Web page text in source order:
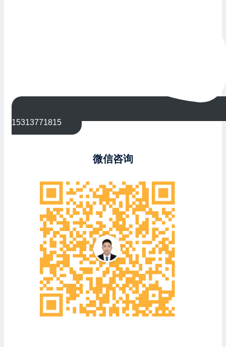
15313771815
微信咨询